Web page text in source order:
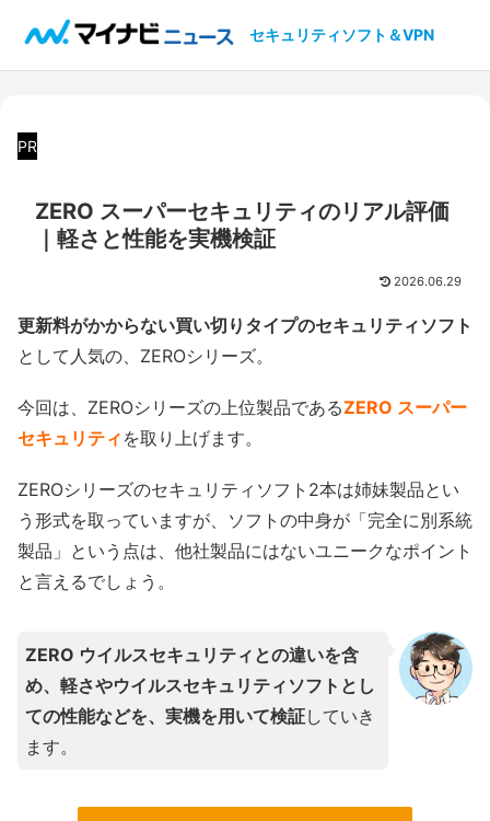
セキュリティソフト＆VPN
PR
ZERO スーパーセキュリティのリアル評価
｜軽さと性能を実機検証
2026.06.29
更新料がかからない買い切りタイプのセキュリティソフト
として人気の、ZEROシリーズ。
今回は、ZEROシリーズの上位製品であるZERO スーパー
セキュリティ を取り上げます。
ZEROシリーズのセキュリティソフト2本は姉妹製品とい
う形式を取っていますが、ソフトの中身が「完全に別系統
製品」という点は、他社製品にはないユニークなポイント
と言えるでしょう。
ZERO ウイルスセキュリティとの違いを含
め、軽さやウイルスセキュリティソフトとし
ての性能などを、実機を用いて検証していき
ます。